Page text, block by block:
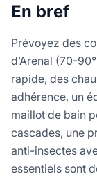
En bref
Prévoyez des
d’Arenal (70-
rapide, des
adhérence, un
maillot de bain
cascades, une
anti-insectes
essentiels sont